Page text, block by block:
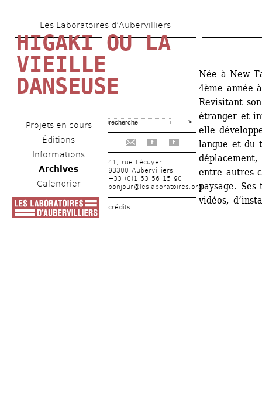
au
contenu
principal
Les Laboratoires d’Aubervilliers
HIGAKI OU LA
VIEILLE
DANSEUSE
Projets en cours
Éditions
Informations
Archives
Calendrier
f t
41, rue Lécuyer
93300 Aubervilliers
+33 (0)1 53 56 15 90
bonjour@leslaboratoires.org
crédits
Née à New
4ème année
Revisitant
étranger et
elle
langue et du
entre autres
paysage.
vidéos,